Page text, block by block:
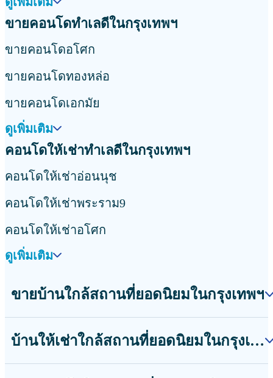
ขายคอนโดทำเลดีในกรุงเทพฯ
ขายคอนโดอโศก
ขายคอนโดทองหล่อ
ขายคอนโดเอกมัย
ดูเพิ่มเติม
คอนโดให้เช่าทำเลดีในกรุงเทพฯ
คอนโดให้เช่าอ่อนนุช
คอนโดให้เช่าพระราม9
คอนโดให้เช่าอโศก
ดูเพิ่มเติม
ขายบ้านใกล้สถานที่ยอดนิยมในกรุงเทพฯ
บ้านให้เช่าใกล้สถานที่ยอดนิยมในกรุงเทพฯ